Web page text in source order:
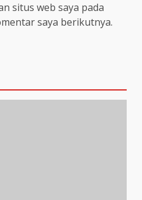
situs web saya pada
saya berikutnya.